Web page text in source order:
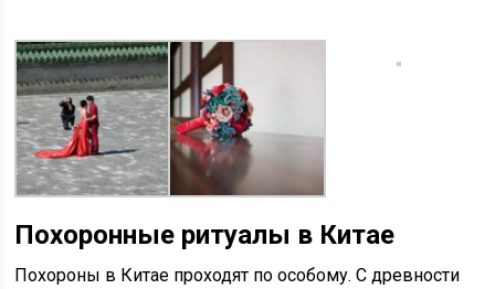
Похоронные ритуалы в Китае
Похороны в Китае проходят по особому. С древности